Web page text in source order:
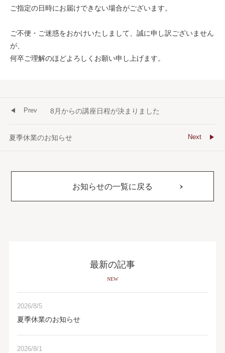
ご指定の日時にお届けできない場合がございます。
ご不便・ご迷惑をおかけいたしまして、誠に申し訳ございません
が、
何卒ご理解のほどよろしくお願い申し上げます。
8月からの講座日程が決まりました
Prev
夏季休業のお知らせ Next
お知らせの一覧に戻る
最新の記事
NEW
2026/8/5
夏季休業のお知らせ
2026/8/1